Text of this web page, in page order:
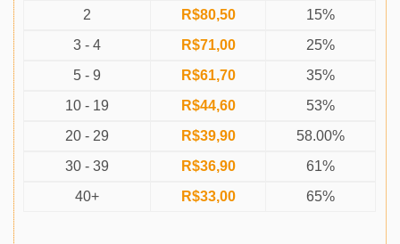
2
R$80,50
15%
3 - 4
R$71,00
25%
5 - 9
R$61,70
35%
10 - 19
R$44,60
53%
20 - 29
R$39,90
58.00%
30 - 39
R$36,90
61%
40+
R$33,00 65%